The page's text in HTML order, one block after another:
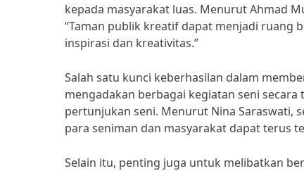
kepada masyarakat luas. Menurut Ahmad
“Taman publik kreatif dapat menjadi ruang
inspirasi dan kreativitas.”
Salah satu kunci keberhasilan dalam
mengadakan berbagai kegiatan seni
pertunjukan seni. Menurut Nina Saraswati,
para seniman dan masyarakat dapat terus
Selain itu, penting juga untuk melibatkan